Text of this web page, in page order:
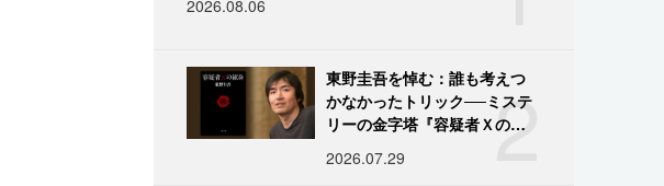
2026.08.06
2
東野圭吾を悼む：誰も考えつ
かなかったトリック──ミステ
リーの金字塔『容疑者Ｘの献
2026.07.29